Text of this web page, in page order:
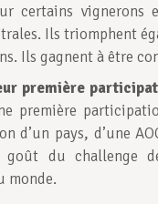
certains vignerons
Ils triomphent
Ils gagnent à être
première
première
d’un pays, d’une
du challenge
monde.